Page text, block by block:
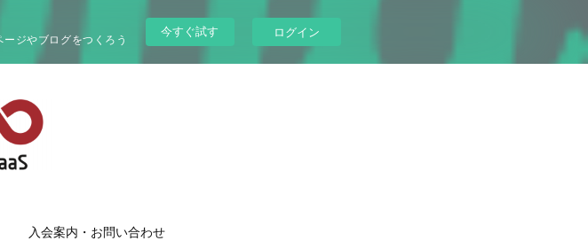
ジやブログをつくろう
今すぐ試す ログイン
入会案内・お問い合わせ